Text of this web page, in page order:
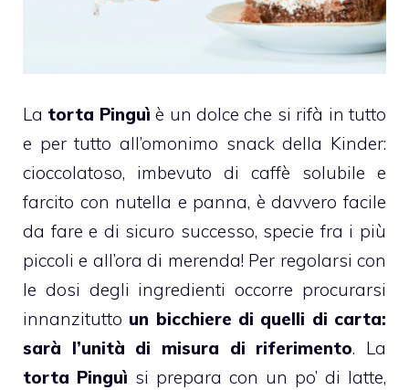
La torta Pinguìè un dolce che si rifà in tutto
e per tutto all’omonimo snack della Kinder:
cioccolatoso, imbevuto di caffè solubile e
farcito con nutella e panna, è davvero facile
da fare e di sicuro successo, specie fra i più
piccoli e all’ora di merenda! Per regolarsi con
le dosi degli ingredienti occorre procurarsi
innanzitutto un bicchiere di quelli di carta:
sarà l’unità di misura di riferimento. La
torta Pinguì si prepara con un po’ di latte,